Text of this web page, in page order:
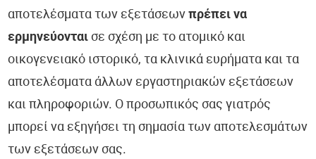
αποτελέσματα των εξετάσεωνπρέπει να
ερμηνεύονταισε σχέση με το ατομικό και
οικογενειακό ιστορικό, τα κλινικά ευρήματα και τα
αποτελέσματα άλλων εργαστηριακών εξετάσεων
και πληροφοριών. Ο προσωπικός σας γιατρός
μπορεί να εξηγήσει τη σημασία των αποτελεσμάτων
των εξετάσεων σας.